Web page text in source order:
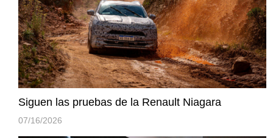
Siguen las pruebas de la Renault Niagara
07/16/2026